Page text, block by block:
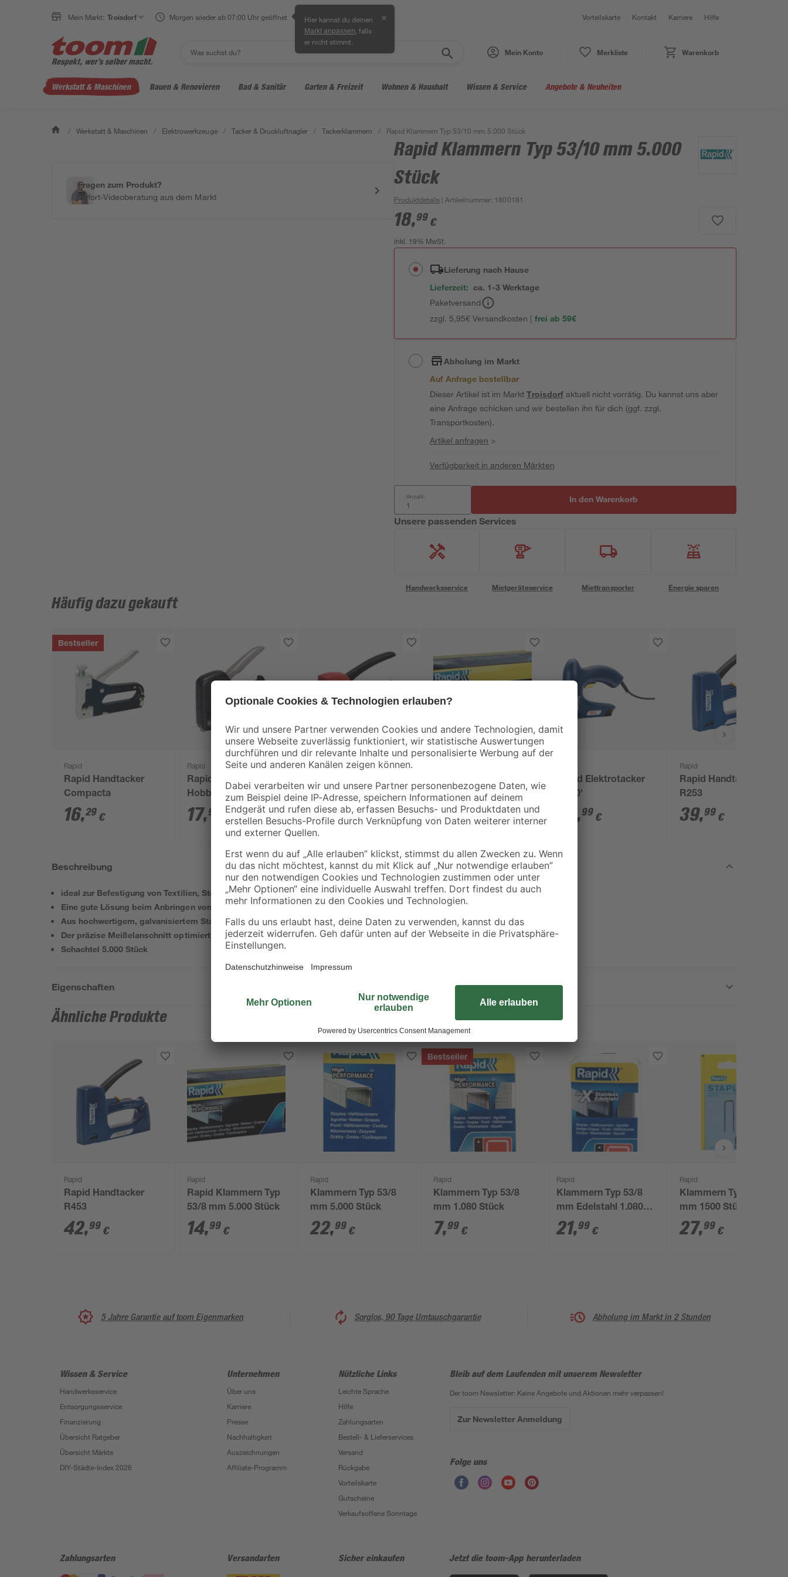
Mein Markt: Troisdorf Morgen wieder ab 07:00 Uhr geöffnet Hier kannst du deinen
Markt anpassen , falls
er nicht stimmt.
✕ Vorteilskarte Kontakt Karriere Hilfe
Mein Konto Merkliste Warenkorb
Werkstatt & Maschinen Bauen & Renovieren Bad & Sanitär Garten & Freizeit Wohnen & Haushalt Wissen & Service Angebote & Neuheiten
/ Werkstatt & Maschinen / Elektrowerkzeuge / Tacker & Druckluftnagler / Tackerklammern / Rapid Klammern Typ 53/10 mm 5.000 Stück
Fragen zum Produkt?
Sofort-Videoberatung aus dem Markt
Rapid Klammern Typ 53/10 mm 5.000
Stück
Produktdetails | Artikelnummer: 1800181
18,99 €
inkl. 19% MwSt.
Lieferung nach Hause
Lieferzeit: ca. 1-3 Werktage
Paketversand
zzgl. 5,95€ Versandkosten | frei ab 59€
Abholung im Markt
Auf Anfrage bestellbar
Dieser Artikel ist im MarktTroisdorfaktuell nicht vorrätig. Du kannst uns aber
eine Anfrage schicken und wir bestellen ihn für dich (ggf. zzgl.
Transportkosten).
Artikel anfragen >
Verfügbarkeit in anderen Märkten
Anzahl: In den Warenkorb
Unsere passenden Services
Handwerksservice Mietgeräteservice Miettransporter Energie sparen
Häufig dazu gekauft
Bestseller
Rapid
Rapid Handtacker
Compacta
16,29 €
Rapid
Rapid Handtacker
Hobby Dual
17,99 €
Rapid
Rapid Handtacker
R53
19,99 €
Rapid Klammern Typ
53/8 mm 5.000 Stück
14,99€
Rapid Elektrotacker
'E100'
,99 €
Rapid
Rapid Handtacker
R253
39,99 €
Beschreibung
ideal zur Befestigung von Textilien, Stoffen und Geweben
Eine gute Lösung beim Anbringen von Etiketten
Aus hochwertigem, galvanisiertem Stahldraht
Der präzise Meißelanschnitt optimiert den Eintreibvorgang in das Material
Schachtel 5.000 Stück
Eigenschaften
Ähnliche Produkte
Rapid
Rapid Handtacker
R453
42,99 €
Rapid
Rapid Klammern Typ
53/8 mm 5.000 Stück
14,99 €
Rapid
Klammern Typ 53/8
mm 5.000 Stück
22,99 €
Bestseller
Rapid
Klammern Typ 53/8
mm 1.080 Stück
7,99 €
Rapid
Klammern Typ 53/8
mm Edelstahl 1.080
Stück
21,99 €
Rapid
Klammern Typ 90/40
mm 1500 Stück
27,99 €
5 Jahre Garantie auf toom Eigenmarken Sorglos, 90 Tage Umtauschgarantie Abholung im Markt in 2 Stunden
Wissen & Service
Handwerksservice
Entsorgungsservice
Finanzierung
Übersicht Ratgeber
Übersicht Märkte
DIY-Städte-Index 2026
Unternehmen
Über uns
Karriere
Presse
Nachhaltigkeit
Auszeichnungen
Affiliate-Programm
Nützliche Links
Leichte Sprache
Hilfe
Zahlungsarten
Bestell- & Lieferservices
Versand
Rückgabe
Vorteilskarte
Gutscheine
Verkaufsoffene Sonntage
Bleib auf dem Laufenden mit unserem Newsletter
Der toom Newsletter: Keine Angebote und Aktionen mehr verpassen!
Zur Newsletter Anmeldung
Folge uns
Zahlungsarten Versandarten Sicher einkaufen Jetzt die toom-App herunterladen